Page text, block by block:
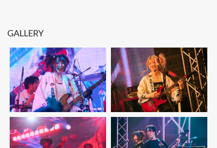
GALLERY